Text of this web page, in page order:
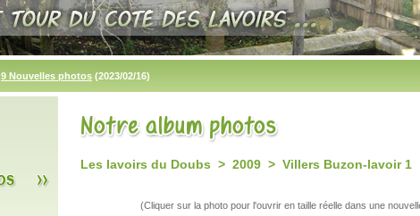
9 Nouvelles photos (2023/02/16)
Les lavoirs du Doubs > 2009 > Villers Buzon-lavoir 1
(Cliquer sur la photo pour l'ouvrir en taille réelle dans une